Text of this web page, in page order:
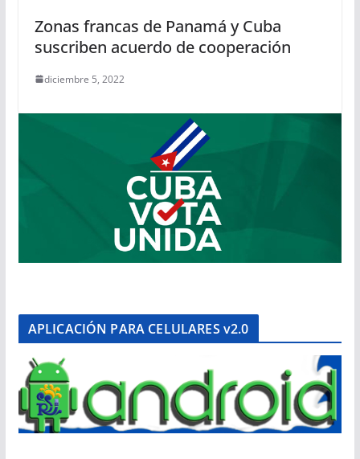
Zonas francas de Panamá y Cuba
suscriben acuerdo de cooperación
diciembre 5, 2022
APLICACIÓN PARA CELULARES v2.0